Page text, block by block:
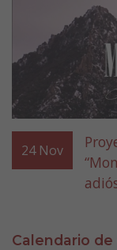
24 Nov
Calendario